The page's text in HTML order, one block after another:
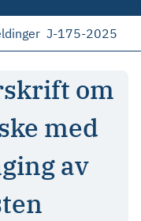
J-175-2025
om
med
av